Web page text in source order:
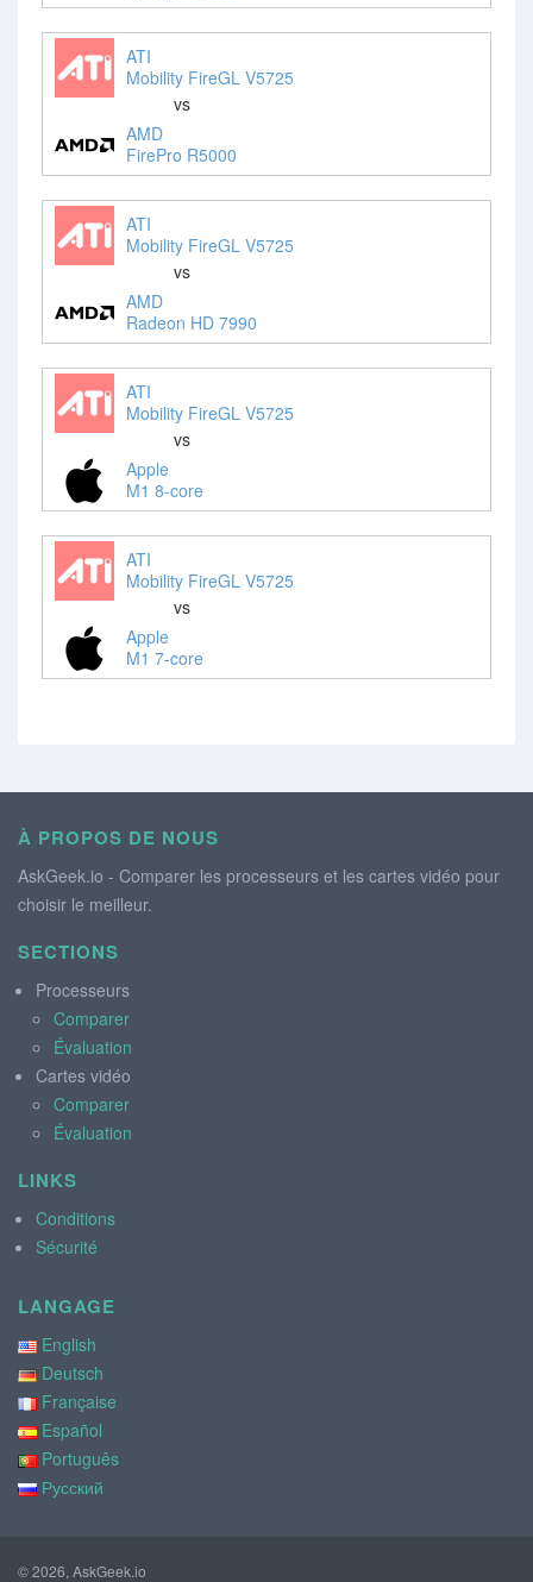
ATI
Mobility FireGL V5725
vs
AMD
FirePro R5000
ATI
Mobility FireGL V5725
vs
AMD
Radeon HD 7990
ATI
Mobility FireGL V5725
vs
Apple
M1 8-core
ATI
Mobility FireGL V5725
vs
Apple
M1 7-core
À PROPOS DE NOUS
AskGeek.io - Comparer les processeurs et les cartes vidéo pour
choisir le meilleur.
SECTIONS
Processeurs
Comparer
Évaluation
Cartes vidéo
Comparer
Évaluation
LINKS
Conditions
Sécurité
LANGAGE
English
Deutsch
Française
Español
Português
Русский
© 2026, AskGeek.io